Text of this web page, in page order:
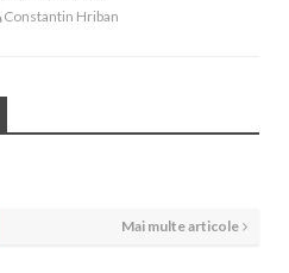
Constantin Hriban
Mai multe articole